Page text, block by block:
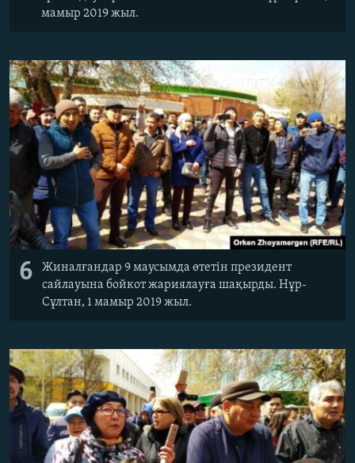
мамыр 2019 жыл.
6
Жиналғандар 9 маусымда өтетін президент
сайлауына бойкот жариялауға шақырды. Нұр-
Сұлтан, 1 мамыр 2019 жыл.